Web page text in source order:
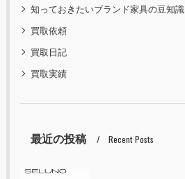
知っておきたいブランド家具の豆知識
買取依頼
買取日記
買取実績
最近の投稿 Recent Posts